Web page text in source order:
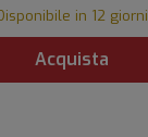
in 12 giorni
Acquista